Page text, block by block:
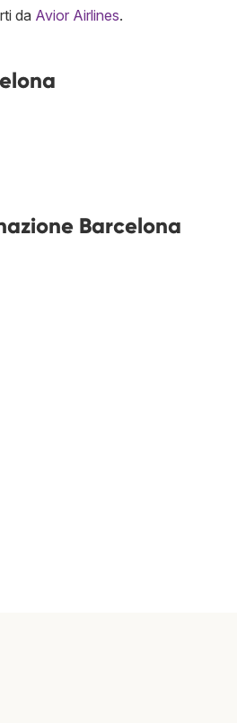
da Avior Airlines.
Barcelona